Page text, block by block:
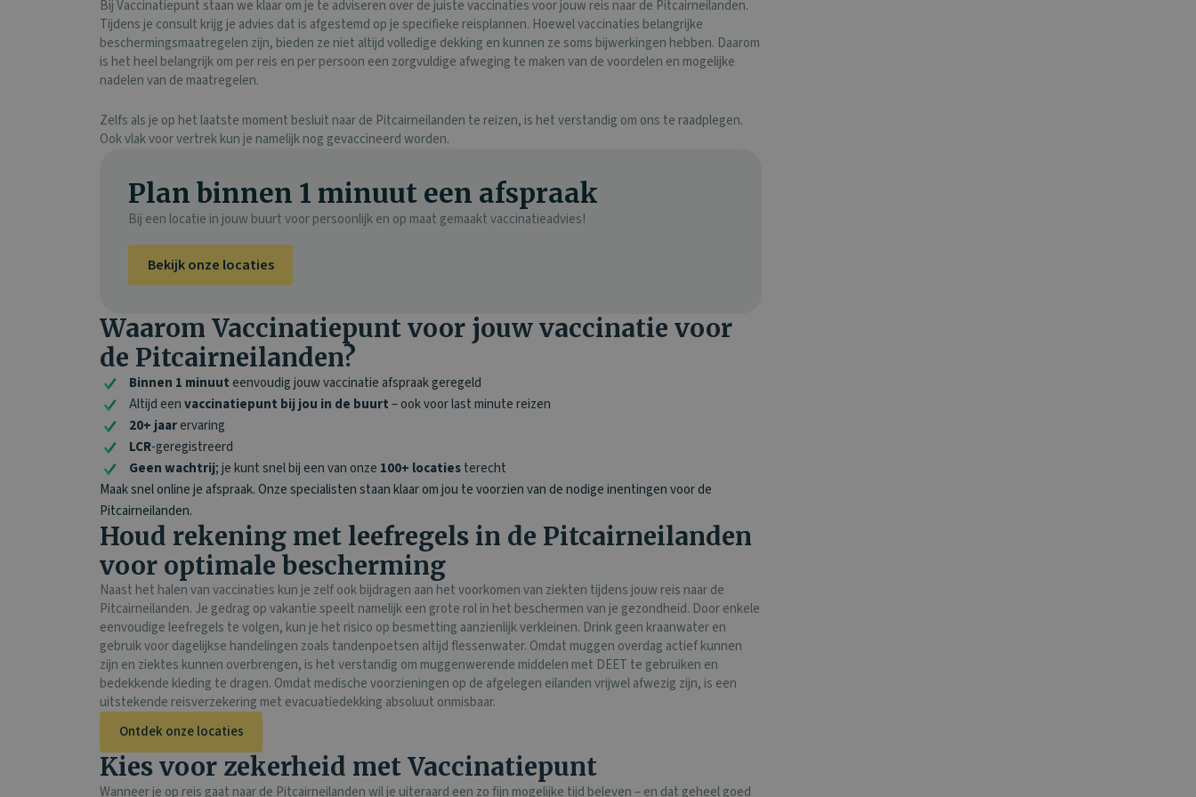
Bij Vaccinatiepunt staan we klaar om je te adviseren over de juiste vaccinaties voor jouw reis naar de Pitcairneilanden.
Tijdens je consult krijg je advies dat is afgestemd op je specifieke reisplannen. Hoewel vaccinaties belangrijke
beschermingsmaatregelen zijn, bieden ze niet altijd volledige dekking en kunnen ze soms bijwerkingen hebben. Daarom
is het heel belangrijk om per reis en per persoon een zorgvuldige afweging te maken van de voordelen en mogelijke
nadelen van de maatregelen.
Zelfs als je op het laatste moment besluit naar de Pitcairneilanden te reizen, is het verstandig om ons te raadplegen.
Ook vlak voor vertrek kun je namelijk nog gevaccineerd worden.
Plan binnen 1 minuut een afspraak
Bij een locatie in jouw buurt voor persoonlijk en op maat gemaakt vaccinatieadvies!
Bekijk onze locaties
Waarom Vaccinatiepunt voor jouw vaccinatie voor
de Pitcairneilanden?
Binnen 1 minuut eenvoudig jouw vaccinatie afspraak geregeld
Altijd eenvaccinatiepunt bij jou in de buurt– ook voor last minute reizen
20+ jaarervaring
LCR-geregistreerd
Geen wachtrij; je kunt snel bij een van onze 100+ locatiesterecht
Maak snel online je afspraak. Onze specialisten staan klaar om jou te voorzien van de nodige inentingen voor de
Pitcairneilanden.
Houd rekening met leefregels in de Pitcairneilanden
voor optimale bescherming
Naast het halen van vaccinaties kun je zelf ook bijdragen aan het voorkomen van ziekten tijdens jouw reis naar de
Pitcairneilanden. Je gedrag op vakantie speelt namelijk een grote rol in het beschermen van je gezondheid. Door enkele
eenvoudige leefregels te volgen, kun je het risico op besmetting aanzienlijk verkleinen. Drink geen kraanwater en
gebruik voor dagelijkse handelingen zoals tandenpoetsen altijd flessenwater. Omdat muggen overdag actief kunnen
zijn en ziektes kunnen overbrengen, is het verstandig om muggenwerende middelen met DEET te gebruiken en
bedekkende kleding te dragen. Omdat medische voorzieningen op de afgelegen eilanden vrijwel afwezig zijn, is een
uitstekende reisverzekering met evacuatiedekking absoluut onmisbaar.
Ontdek onze locaties
Kies voor zekerheid met Vaccinatiepunt
Wanneer je op reis gaat naar de Pitcairneilanden wil je uiteraard een zo fijn mogelijke tijd beleven – en dat geheel goed